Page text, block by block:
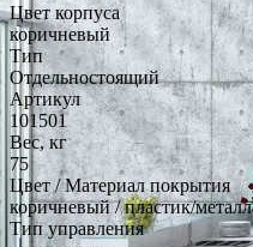
Цвет корпуса
коричневый
Тип
Отдельностоящий
Артикул
101501
Вес, кг
75
Цвет / Материал покрытия
коричневый / пластик/металл
Тип управления